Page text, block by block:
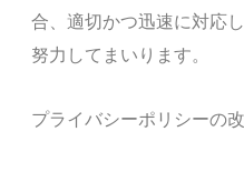
合、適切かつ迅速に対応
努力してまいります。
プライバシーポリシーの